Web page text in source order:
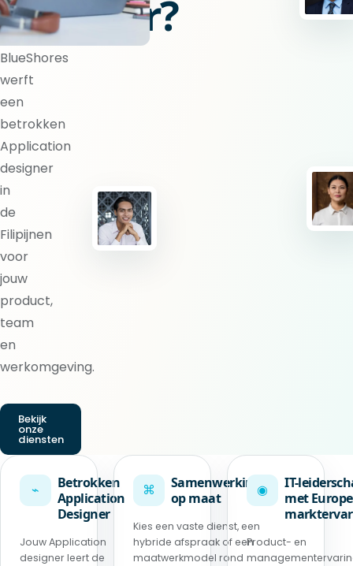
designer?
BlueShores
werft
een
betrokken
Application
designer
in
de
Filipijnen
voor
jouw
product,
team
en
werkomgeving.
Bekijk
onze
diensten
⌁
Betrokken
Application
Designer
Jouw Application
designer leert de
⌘
Samenwerking
op maat
Kies een vaste dienst, een
hybride afspraak of een
maatwerkmodel rond
◉
IT-
met
Product- en